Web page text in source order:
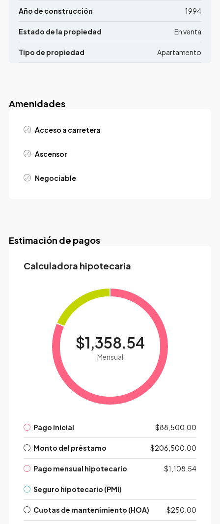
Año de construcción 1994
Estado de la propiedad En venta
Tipo de propiedad Apartamento
Amenidades
Acceso a carretera
Ascensor
Negociable
Estimación de pagos
Calculadora hipotecaria
$1,358.54
Mensual
Pago inicial $88,500.00
Monto del préstamo $206,500.00
Pago mensual hipotecario $1,108.54
Seguro hipotecario (PMI)
Cuotas de mantenimiento (HOA) $250.00